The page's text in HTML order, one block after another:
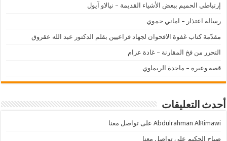
إرتباطي الحميم ببعض الأشياء القديمة – نيالاو آيول
رسالة اعتذار – اماني حموي
مقدّمة كتاب غفوة الاقحوان لجهاد قراعيين بقلم الدكتور عبد الله عقروق
التحرر من فخ المقارنة – غادة عزام
قصه وعبره – ماجدة الريماوي
أحدث التعليقات
Abdulrahman AlRimawi علىتواصل معنا
صباح الحكيم علىتواصل معنا